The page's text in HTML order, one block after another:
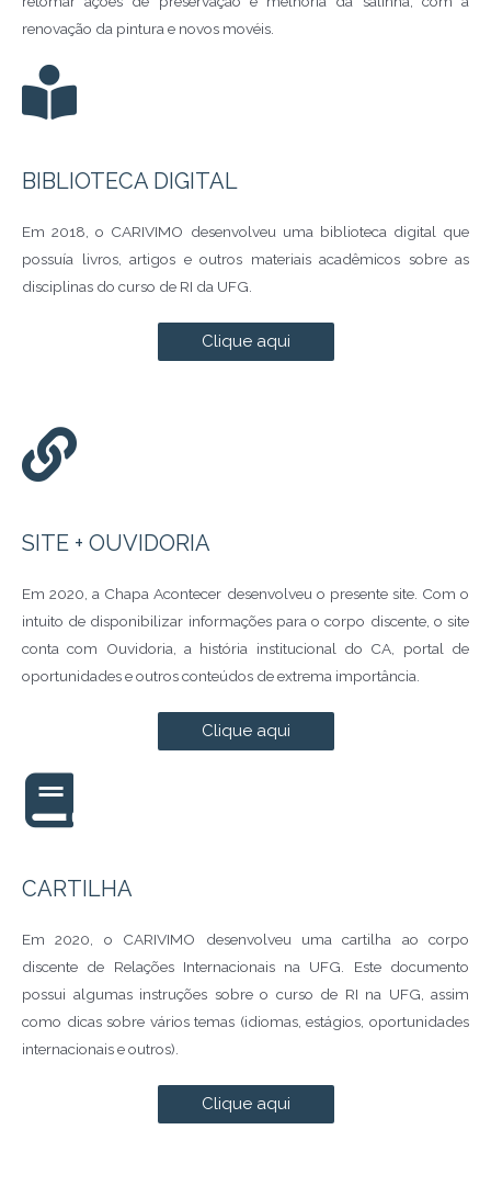
renovação da pintura e novos movéis.
BIBLIOTECA DIGITAL
Em 2018, o CARIVIMO desenvolveu uma biblioteca digital que
possuía livros, artigos e outros materiais acadêmicos sobre as
disciplinas do curso de RI da UFG.
Clique aqui
SITE + OUVIDORIA
Em 2020, a Chapa Acontecer desenvolveu o presente site. Com o
intuito de disponibilizar informações para o corpo discente, o site
conta com Ouvidoria, a história institucional do CA, portal de
oportunidades e outros conteúdos de extrema importância.
Clique aqui
CARTILHA
Em 2020, o CARIVIMO desenvolveu uma cartilha ao corpo
discente de Relações Internacionais na UFG. Este documento
possui algumas instruções sobre o curso de RI na UFG, assim
como dicas sobre vários temas (idiomas, estágios, oportunidades
internacionais e outros).
Clique aqui